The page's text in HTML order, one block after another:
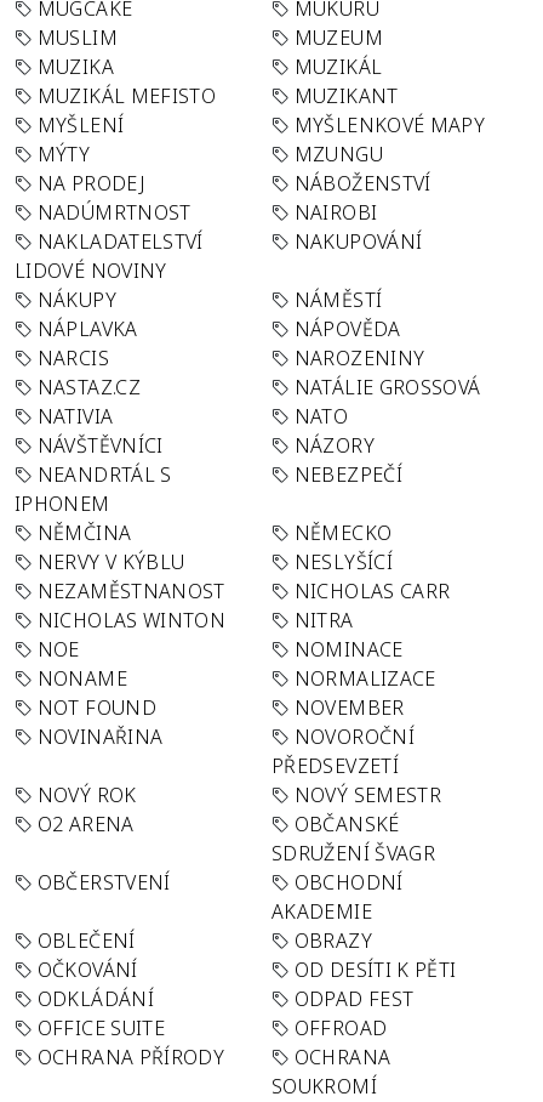
MUGCAKE
MUKURU
MUSLIM
MUZEUM
MUZIKA
MUZIKÁL
MUZIKÁL MEFISTO
MUZIKANT
MYŠLENÍ
MYŠLENKOVÉ MAPY
MÝTY
MZUNGU
NA PRODEJ
NÁBOŽENSTVÍ
NADÚMRTNOST
NAIROBI
NAKLADATELSTVÍ
LIDOVÉ NOVINY
NAKUPOVÁNÍ
NÁKUPY
NÁMĚSTÍ
NÁPLAVKA
NÁPOVĚDA
NARCIS
NAROZENINY
NASTAZ.CZ
NATÁLIE GROSSOVÁ
NATIVIA
NATO
NÁVŠTĚVNÍCI
NÁZORY
NEANDRTÁL S
IPHONEM
NEBEZPEČÍ
NĚMČINA
NĚMECKO
NERVY V KÝBLU
NESLYŠÍCÍ
NEZAMĚSTNANOST
NICHOLAS CARR
NICHOLAS WINTON
NITRA
NOE
NOMINACE
NONAME
NORMALIZACE
NOT FOUND
NOVEMBER
NOVINAŘINA
NOVOROČNÍ
PŘEDSEVZETÍ
NOVÝ ROK
NOVÝ SEMESTR
O2 ARENA
OBČANSKÉ
SDRUŽENÍ ŠVAGR
OBČERSTVENÍ
OBCHODNÍ
AKADEMIE
OBLEČENÍ
OBRAZY
OČKOVÁNÍ
OD DESÍTI K PĚTI
ODKLÁDÁNÍ
ODPAD FEST
OFFICE SUITE
OFFROAD
OCHRANA PŘÍRODY
OCHRANA
SOUKROMÍ